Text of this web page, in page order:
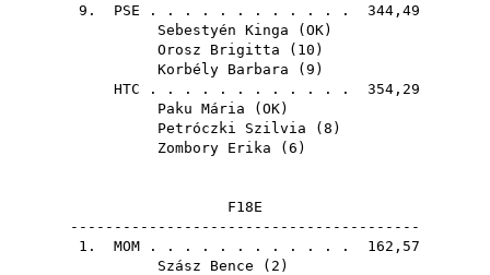
9. PSE . . . . . . . . . . . . 344,49
Sebestyén Kinga ( OK)
Orosz Brigitta ( 10 )
Korbély Barbara ( 9 )
HTC . . . . . . . . . . . . 354,29
Paku Mária ( OK)
Petróczki Szilvia ( 8 )
Zombory Erika ( 6 )
F18E
----------------------------------------
1. MOM . . . . . . . . . . . . 162,57
Szász Bence ( 2 )